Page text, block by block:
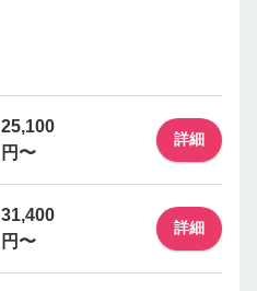
25,100
円〜
詳細
31,400
円〜
詳細